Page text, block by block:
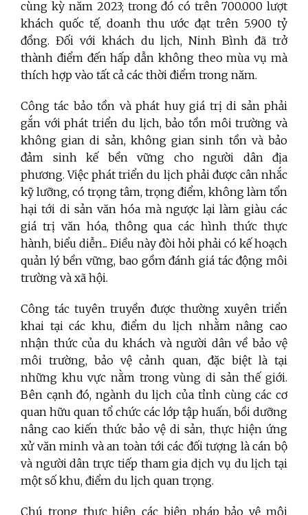
cùng kỳ năm 2023; trong đó có trên 700.000 lượt
khách quốc tế, doanh thu ước đạt trên 5.900 tỷ
đồng. Đối với khách du lịch, Ninh Bình đã trở
thành điểm đến hấp dẫn không theo mùa vụ mà
thích hợp vào tất cả các thời điểm trong năm.
Công tác bảo tồn và phát huy giá trị di sản phải
gắn với phát triển du lịch, bảo tồn môi trường và
không gian di sản, không gian sinh tồn và bảo
đảm sinh kế bền vững cho người dân địa
phương. Việc phát triển du lịch phải được cân nhắc
kỹ lưỡng, có trọng tâm, trọng điểm, không làm tổn
hại tới di sản văn hóa mà ngược lại làm giàu các
giá trị văn hóa, thông qua các hình thức thực
hành, biểu diễn... Điều này đòi hỏi phải có kế hoạch
quản lý bền vững, bao gồm đánh giá tác động môi
trường và xã hội.
Công tác tuyên truyền được thường xuyên triển
khai tại các khu, điểm du lịch nhằm nâng cao
nhận thức của du khách và người dân về bảo vệ
môi trường, bảo vệ cảnh quan, đặc biệt là tại
những khu vực nằm trong vùng di sản thế giới.
Bên cạnh đó, ngành du lịch của tỉnh cùng các cơ
quan hữu quan tổ chức các lớp tập huấn, bồi dưỡng
nâng cao kiến thức bảo vệ di sản, thực hiện ứng
xử văn minh và an toàn tới các đối tượng là cán bộ
và người dân trực tiếp tham gia dịch vụ du lịch tại
một số khu, điểm du lịch quan trọng.
Chú trọng thực hiện các biện pháp bảo vệ môi